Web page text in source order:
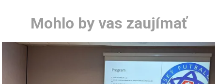
Mohlo by vas zaujímať